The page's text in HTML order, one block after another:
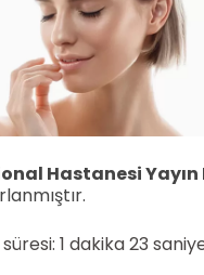
Hastanesi Yayın
1 dakika 23